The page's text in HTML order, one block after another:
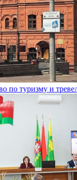
по туризму и